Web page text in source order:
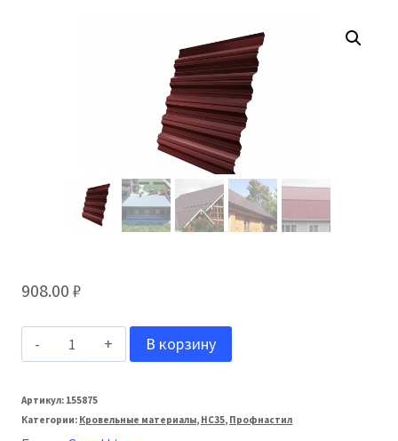
908.00 ₽
Количество
Grand
Line
В корзину
Артикул: 155875
Категории: Кровельные материалы, НС35, Профнастил